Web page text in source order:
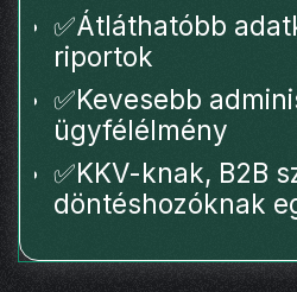
✅Átláthatóbb
riportok
✅Kevesebb
ügyfélélmény
✅KKV-knak, B2B
döntéshozóknak